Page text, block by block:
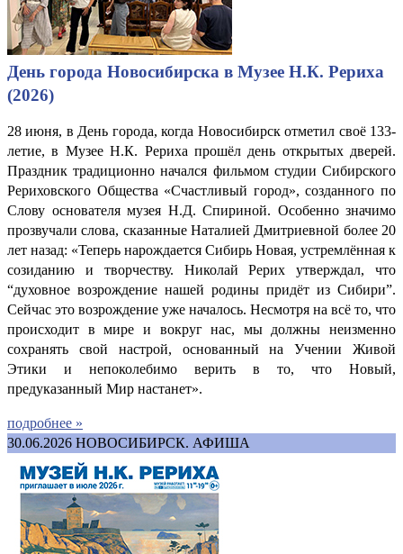
День города Новосибирска в Музее Н.К. Рериха
(2026)
28 июня, в День города, когда Новосибирск отметил своё 133-
летие, в Музее Н.К. Рериха прошёл день открытых дверей.
Праздник традиционно начался фильмом студии Сибирского
Рериховского Общества «Счастливый город», созданного по
Слову основателя музея Н.Д. Спириной. Особенно значимо
прозвучали слова, сказанные Наталией Дмитриевной более 20
лет назад: «Теперь нарождается Сибирь Новая, устремлённая к
созиданию и творчеству. Николай Рерих утверждал, что
“духовное возрождение нашей родины придёт из Сибири”.
Сейчас это возрождение уже началось. Несмотря на всё то, что
происходит в мире и вокруг нас, мы должны неизменно
сохранять свой настрой, основанный на Учении Живой
Этики и непоколебимо верить в то, что Новый,
предуказанный Мир настанет».
подробнее »
30.06.2026 НОВОСИБИРСК. АФИША